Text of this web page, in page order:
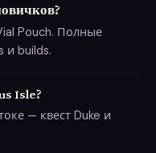
Pouch. Полные
и builds.
Isle?
— квест Duke и